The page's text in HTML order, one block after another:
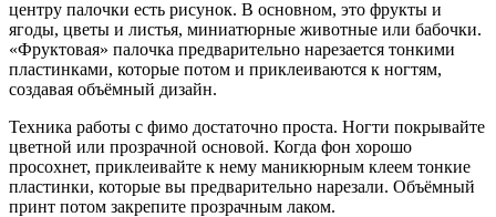
центру палочки есть рисунок. В основном, это фрукты и
ягоды, цветы и листья, миниатюрные животные или бабочки.
«Фруктовая» палочка предварительно нарезается тонкими
пластинками, которые потом и приклеиваются к ногтям,
создавая объёмный дизайн.
Техника работы с фимо достаточно проста. Ногти покрывайте
цветной или прозрачной основой. Когда фон хорошо
просохнет, приклеивайте к нему маникюрным клеем тонкие
пластинки, которые вы предварительно нарезали. Объёмный
принт потом закрепите прозрачным лаком.